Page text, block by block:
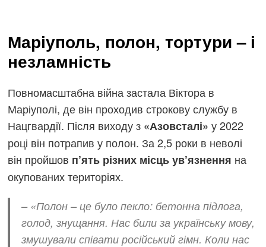
Маріуполь, полон, тортури – і
незламність
Повномасштабна війна застала Віктора в
Маріуполі, де він проходив строкову службу в
Нацгвардії. Після виходу з «Азовсталі» у 2022
році він потрапив у полон. За 2,5 роки в неволі
він пройшов п’ять різних місць ув’язнення на
окупованих територіях.
– «Полон – це було пекло: бетонна підлога,
голод, знущання. Нас били за українську мову,
змушували співати російський гімн. Коли нас